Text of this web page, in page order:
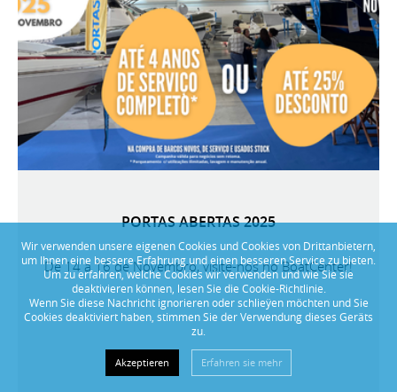
PORTAS ABERTAS 2025
De 14 a 16 de Novembro, visite-nos no BoatCenter!
Wir verwenden unsere eigenen Cookies und Cookies von Drittanbietern,
um Ihnen eine bessere Erfahrung und einen besseren Service zu bieten.
Um zu erfahren, welche Cookies wir verwenden und wie Sie sie
deaktivieren können, lesen Sie die Cookie-Richtlinie.
Wenn Sie diese Nachricht ignorieren oder schlieÿen möchten und Sie
Cookies deaktiviert haben, stimmen Sie der Verwendung dieses Geräts
zu.
Akzeptieren Erfahren sie mehr